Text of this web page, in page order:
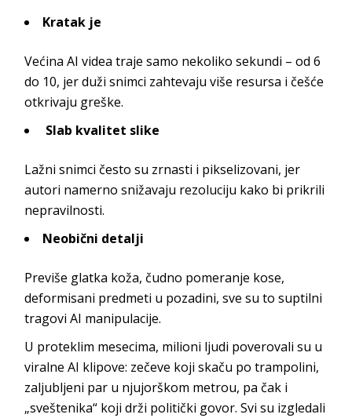
Kratak je
Većina AI videa traje samo nekoliko sekundi – od 6
do 10, jer duži snimci zahtevaju više resursa i češće
otkrivaju greške.
Slab kvalitet slike
Lažni snimci često su zrnasti i pikselizovani, jer
autori namerno snižavaju rezoluciju kako bi prikrili
nepravilnosti.
Neobični detalji
Previše glatka koža, čudno pomeranje kose,
deformisani predmeti u pozadini, sve su to suptilni
tragovi AI manipulacije.
U proteklim mesecima, milioni ljudi poverovali su u
viralne AI klipove: zečeve koji skaču po trampolini,
zaljubljeni par u njujorškom metrou, pa čak i
„sveštenika“ koji drži politički govor. Svi su izgledali